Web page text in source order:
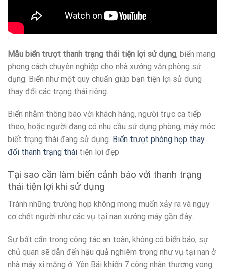
Mẫu biển trượt thanh trạng thái tiện lợi sử dụng, biển mang
phong cách chuyên nghiệp cho nhà xưởng văn phòng sử
dụng. Biển như một quy chuẩn giúp bạn tiện lợi sử dụng
thay đổi các trạng thái riêng.
Biển nhằm thông báo với khách hàng, người trực ca tiếp
theo, hoặc người đang có nhu cầu sử dụng phòng, máy móc
biết trạng thái đang sử dụng. Biển trượt phòng họp thay
đổi thanh trạng thái tiện lợi đẹp
Tại sao cần làm biển cảnh báo với thanh trạng
thái tiện lợi khi sử dụng
Tránh những trường hợp không mong muốn xảy ra và ngụy
cơ chết người như các vụ tại nan xưởng máy gần đây.
Sự bất cẩn trong công tác an toàn, không có biển báo, sự
chủ quan sẽ dẫn đến hậu quả nghiêm trọng như vụ tại nan ở
nhà máy xi măng ở Yên Bái khiến 7 công nhân thương vong.